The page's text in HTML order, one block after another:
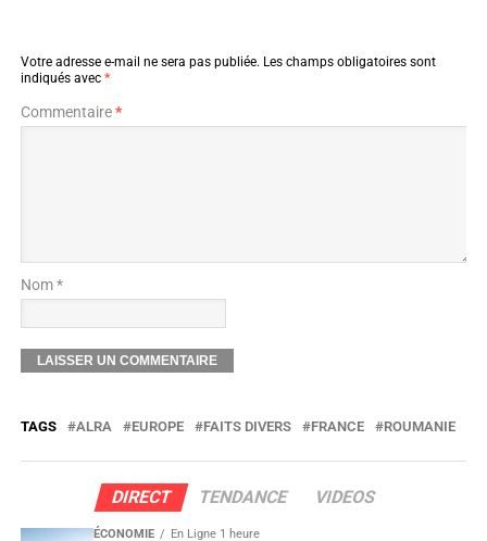
Votre adresse e-mail ne sera pas publiée. Les champs obligatoires sont
indiqués avec *
Commentaire*
Nom *
TAGS ALRA EUROPE FAITS DIVERS FRANCE ROUMANIE
DIRECT TENDANCE VIDEOS
ÉCONOMIE En Ligne 1 heure